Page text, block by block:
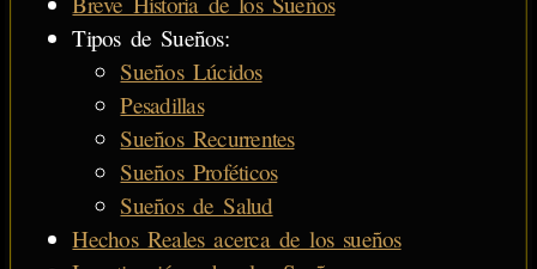
Tipos de Sueños:
Sueños Lúcidos
Pesadillas
Sueños Recurrentes
Sueños Proféticos
Sueños de Salud
Hechos Reales acerca de los sueños